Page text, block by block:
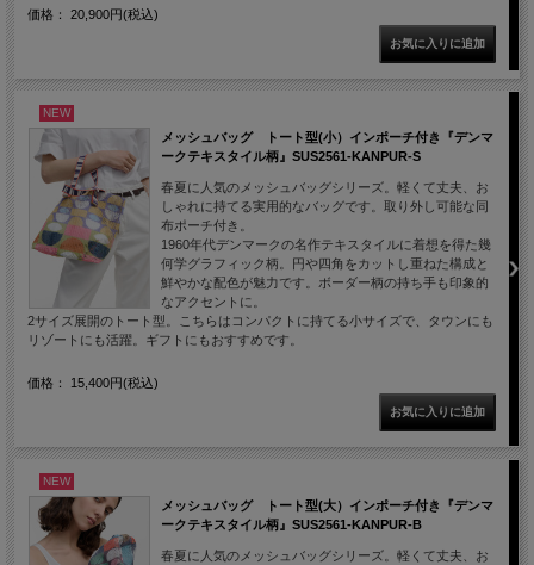
価格： 20,900円(税込)
NEW
メッシュバッグ トート型(小）インポーチ付き『デンマ
ークテキスタイル柄』SUS2561-KANPUR-S
春夏に人気のメッシュバッグシリーズ。軽くて丈夫、お
しゃれに持てる実用的なバッグです。取り外し可能な同
布ポーチ付き。
1960年代デンマークの名作テキスタイルに着想を得た幾
何学グラフィック柄。円や四角をカットし重ねた構成と
鮮やかな配色が魅力です。ボーダー柄の持ち手も印象的
なアクセントに。
2サイズ展開のトート型。こちらはコンパクトに持てる小サイズで、タウンにも
リゾートにも活躍。ギフトにもおすすめです。
価格： 15,400円(税込)
NEW
メッシュバッグ トート型(大）インポーチ付き『デンマ
ークテキスタイル柄』SUS2561-KANPUR-B
春夏に人気のメッシュバッグシリーズ。軽くて丈夫、お